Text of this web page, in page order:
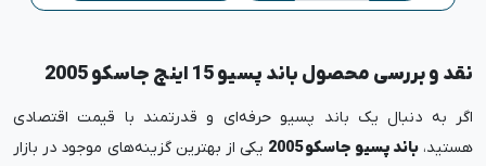
نقد و بررسی محصول باند پسیو 15 اینچ جاسکو 2005
اگر به دنبال یک باند پسیو حرفه‌ای و قدرتمند با قیمت اقتصادی
هستید،باند پسیو جاسکو 2005
یکی از بهترین گزینه‌های موجود در بازار